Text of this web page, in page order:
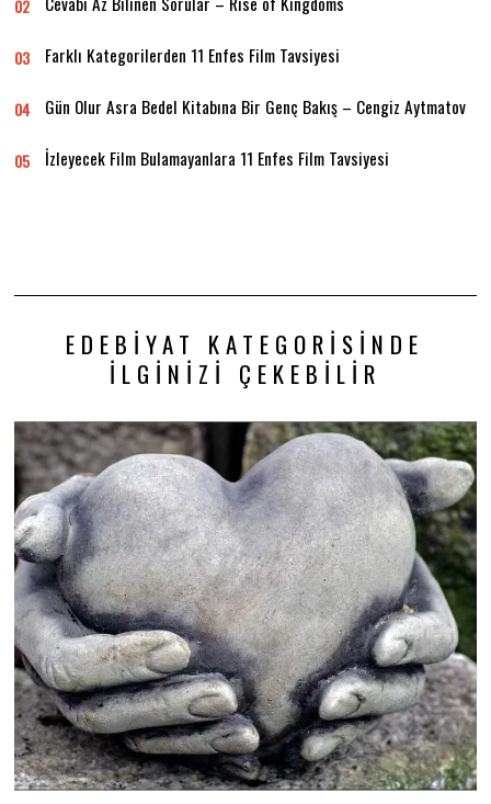
02
03 Farklı Kategorilerden 11 Enfes Film Tavsiyesi
04 Gün Olur Asra Bedel Kitabına Bir Genç Bakış – Cengiz Aytmatov
05 İzleyecek Film Bulamayanlara 11 Enfes Film Tavsiyesi
EDEBIYAT KATEGORISINDE
İLGINIZI ÇEKEBILIR